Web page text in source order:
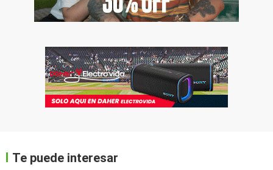
Te puede interesar